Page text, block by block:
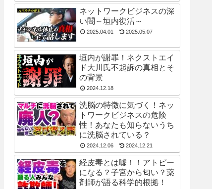
ネットワークビジネスの深
い闇～垣内復活～
2025.04.01 2025.05.07
垣内が謝罪！ネクストエイ
ド大川氏不起訴の真相とそ
の背景
2024.12.18
洗脳の特徴に気づく！ネッ
トワークビジネスの危険
性！あなたも知らないうち
に洗脳されている？
2024.12.06 2024.12.21
経皮毒とは嘘！！アトピー
になる？子宮から匂い？薬
剤師が語る科学的根拠！